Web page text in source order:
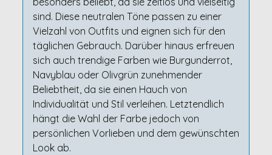
sind. Diese neutralen Töne passen zu einer
Vielzahl von Outfits und eignen sich für den
täglichen Gebrauch. Darüber hinaus erfreuen
sich auch trendige Farben wie Burgunderrot,
Navyblau oder Olivgrün zunehmender
Beliebtheit, da sie einen Hauch von
Individualität und Stil verleihen. Letztendlich
hängt die Wahl der Farbe jedoch von
persönlichen Vorlieben und dem gewünschten
Look ab.